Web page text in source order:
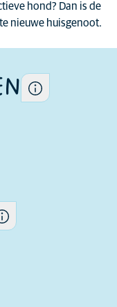
hond? Dan is de
nieuwe huisgenoot.
heeft dit